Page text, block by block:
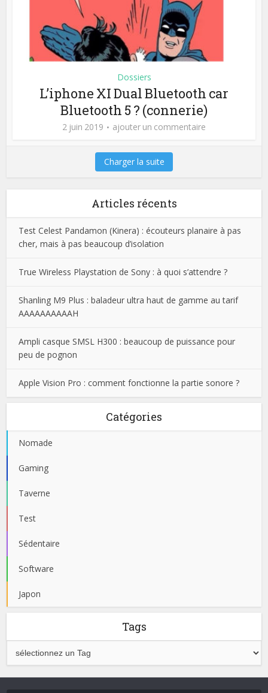
Dossiers
L’iphone XI Dual Bluetooth car
Bluetooth 5 ? (connerie)
2 juin 2019 ajouter un commentaire
Charger la suite
Articles récents
Test Celest Pandamon (Kinera) : écouteurs planaire à pas
cher, mais à pas beaucoup d’isolation
True Wireless Playstation de Sony : à quoi s’attendre ?
Shanling M9 Plus : baladeur ultra haut de gamme au tarif
AAAAAAAAAAH
Ampli casque SMSL H300 : beaucoup de puissance pour
peu de pognon
Apple Vision Pro : comment fonctionne la partie sonore ?
Catégories
Nomade
Gaming
Taverne
Test
Sédentaire
Software
Japon
Tags